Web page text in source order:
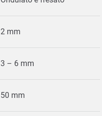
2 mm
3 – 6 mm
50 mm